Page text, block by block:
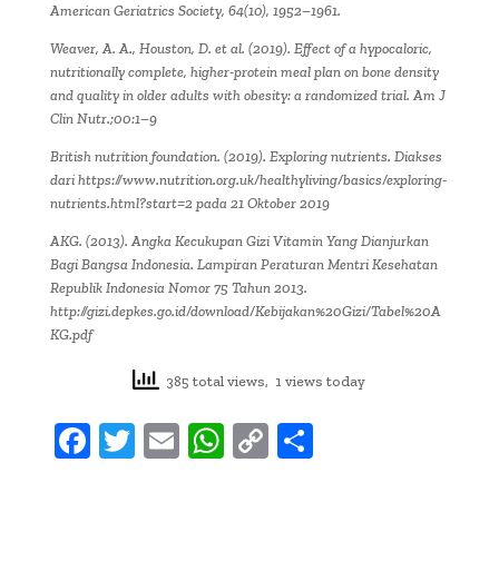
American Geriatrics Society, 64(10), 1952–1961.
Weaver, A. A., Houston, D. et al. (2019). Effect of a hypocaloric,
nutritionally complete, higher-protein meal plan on bone density
and quality in older adults with obesity: a randomized trial. Am J
Clin Nutr.;00:1–9
British nutrition foundation. (2019). Exploring nutrients. Diakses
dari https://www.nutrition.org.uk/healthyliving/basics/exploring-
nutrients.html?start=2 pada 21 Oktober 2019
AKG. (2013). Angka Kecukupan Gizi Vitamin Yang Dianjurkan
Bagi Bangsa Indonesia. Lampiran Peraturan Mentri Kesehatan
Republik Indonesia Nomor 75 Tahun 2013.
http://gizi.depkes.go.id/download/Kebijakan%20Gizi/Tabel%20A
KG.pdf
385 total views, 1 views today
F T E W C S